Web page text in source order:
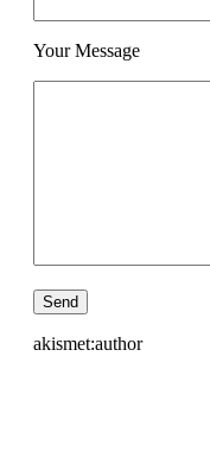
Your Message
akismet:author